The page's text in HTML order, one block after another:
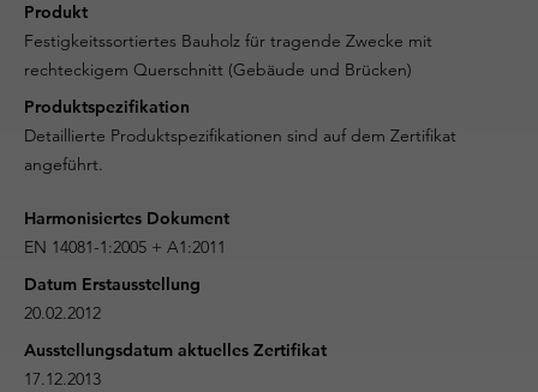
Produkt
Festigkeitssortiertes Bauholz für tragende Zwecke mit
rechteckigem Querschnitt (Gebäude und Brücken)
Produktspezifikation
Detaillierte Produktspezifikationen sind auf dem Zertifikat
angeführt.
Harmonisiertes Dokument
EN 14081-1:2005 + A1:2011
Datum Erstausstellung
20.02.2012
Ausstellungsdatum aktuelles Zertifikat
17.12.2013